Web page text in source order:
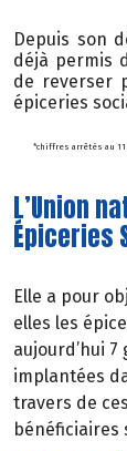
Depuis son
déjà permis
de reverser
épiceries
*chiffres arrêtés au
L’Union
Épiceries
Elle a pour
elles les
aujourd’hui
implantées
travers de
bénéficiaires